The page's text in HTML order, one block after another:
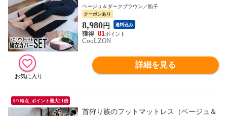
（餡子） 母の日ギフト 足枕 カバー 母の日
父の日 ギフト プレゼント 新生活 MG
ベージュ＆ダークブラウン／餡子
クーポンあり
8,980円 送料込み
81
CooLZON
詳細を見る
8/7時点_ポイント最大11倍
首狩り族のフットマットレス（ベージュ＆